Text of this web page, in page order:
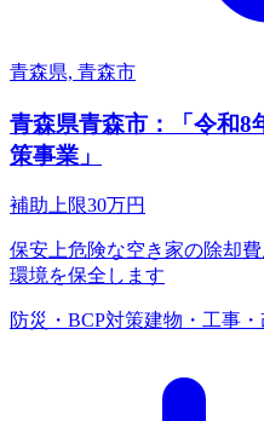
青森県, 青森市
青森県青森市：「令和8
策事業」
補助上限30万円
保安上危険な空き家の除却
環境を保全します
防災・BCP対策建物・工事